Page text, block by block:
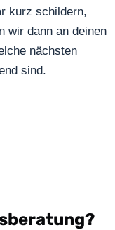
kurz schildern,
wir dann an deinen
nächsten
sind.